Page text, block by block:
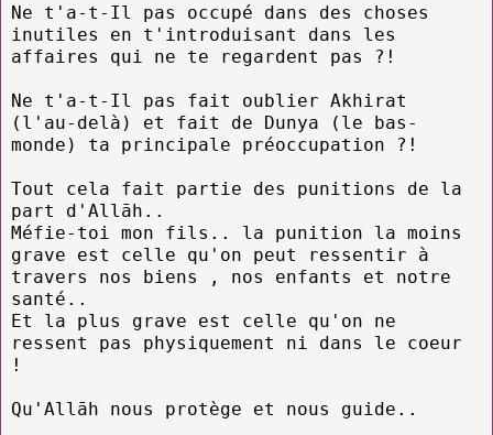
Ne t'a-t-Il pas occupé dans des choses
inutiles en t'introduisant dans les
affaires qui ne te regardent pas ?!
Ne t'a-t-Il pas fait oublier Akhirat
(l'au-delà) et fait de Dunya (le bas-
monde) ta principale préoccupation ?!
Tout cela fait partie des punitions de la
part d'Allāh..
Méfie-toi mon fils.. la punition la moins
grave est celle qu'on peut ressentir à
travers nos biens , nos enfants et notre
santé..
Et la plus grave est celle qu'on ne
ressent pas physiquement ni dans le coeur
!
Qu'Allāh nous protège et nous guide..